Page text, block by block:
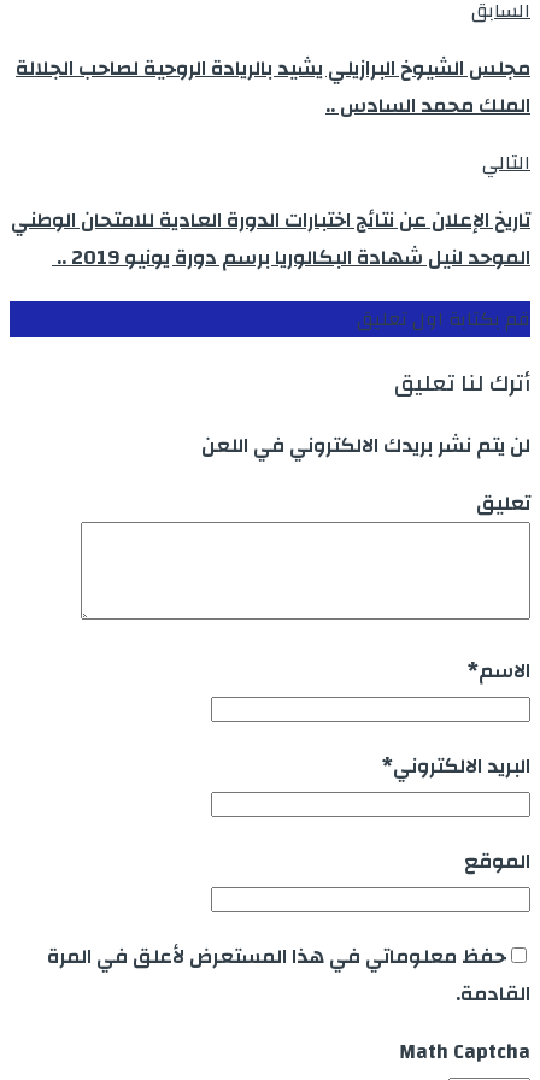
السابق
مجلس الشيوخ البرازيلي يشيد بالريادة الروحية لصاحب الجلالة
الملك محمد السادس ..
التالي
تاريخ الإعلان عن نتائج اختبارات الدورة العادية للامتحان الوطني
الموحد لنيل شهادة البكالوريا برسم دورة يونيو 2019 ..
قم بكتابة اول تعليق
أترك لنا تعليق
لن يتم نشر بريدك الالكتروني في اللعن
تعليق
الاسم*
البريد الالكتروني*
الموقع
حفظ معلوماتي في هذا المستعرض لأعلق في المرة
القادمة.
Math Captcha